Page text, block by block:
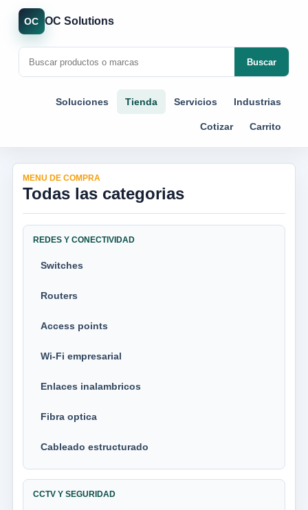
OC OC Solutions
Buscar
Soluciones Tienda Servicios Industrias
Cotizar Carrito
MENU DE COMPRA
Todas las categorias
REDES Y CONECTIVIDAD
Switches
Routers
Access points
Wi-Fi empresarial
Enlaces inalambricos
Fibra optica
Cableado estructurado
CCTV Y SEGURIDAD